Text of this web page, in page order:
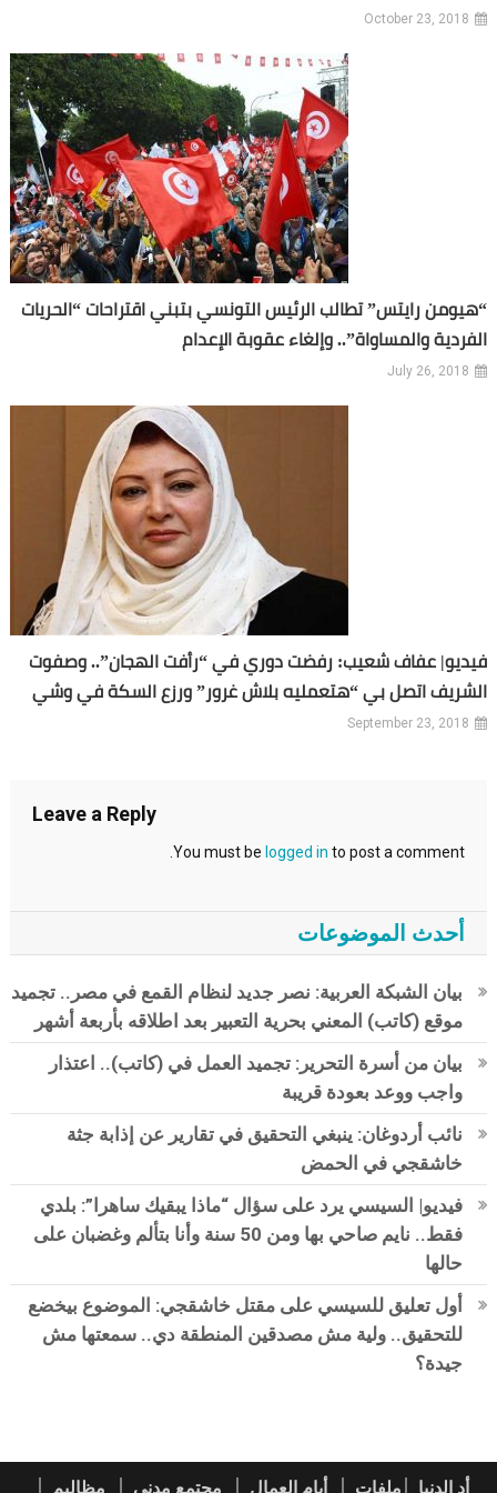
October 23, 2018
“هيومن رايتس” تطالب الرئيس التونسي بتبني اقتراحات “الحريات
الفردية والمساواة”.. وإلغاء عقوبة الإعدام
July 26, 2018
فيديو| عفاف شعيب: رفضت دوري في “رأفت الهجان”.. وصفوت
الشريف اتصل بي “هتعمليه بلاش غرور” ورزع السكة في وشي
September 23, 2018
Leave a Reply
You must be logged in to post a comment.
أحدث الموضوعات
بيان الشبكة العربية: نصر جديد لنظام القمع في مصر.. تجميد
موقع (كاتب) المعني بحرية التعبير بعد اطلاقه بأربعة أشهر
بيان من أسرة التحرير: تجميد العمل في (كاتب).. اعتذار
واجب ووعد بعودة قريبة
نائب أردوغان: ينبغي التحقيق في تقارير عن إذابة جثة
خاشقجي في الحمض
فيديو| السيسي يرد على سؤال “ماذا يبقيك ساهرا”: بلدي
فقط.. نايم صاحي بها ومن 50 سنة وأنا بتألم وغضبان على
حالها
أول تعليق للسيسي على مقتل خاشقجي: الموضوع بيخضع
للتحقيق.. ولية مش مصدقين المنطقة دي.. سمعتها مش
جيدة؟
أد الدنيا ملفات أيام العمال مجتمع مدني مظاليم